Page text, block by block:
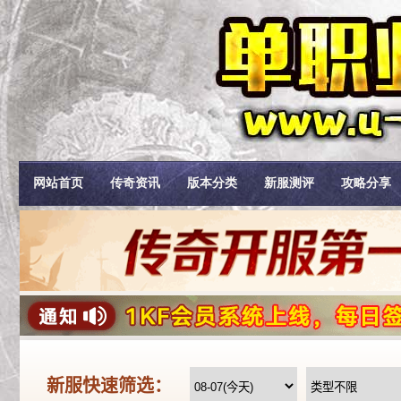
网站首页 传奇资讯 版本分类 新服测评 攻略分享